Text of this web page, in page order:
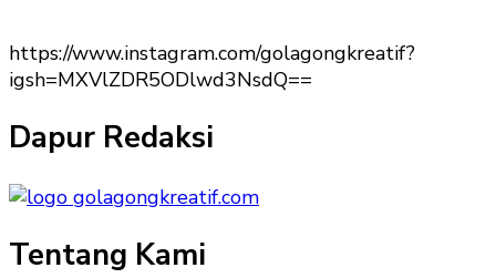
https://www.instagram.com/golagongkreatif?
igsh=MXVlZDR5ODlwd3NsdQ==
Dapur Redaksi
Tentang Kami